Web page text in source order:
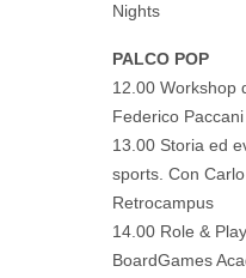
Nights
PALCO POP
12.00 Workshop
Federico Paccani
13.00 Storia ed
sports. Con
Retrocampus
14.00 Role &
BoardGames